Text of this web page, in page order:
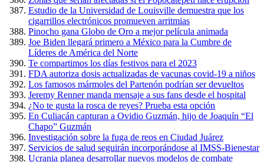
Estudio de la Universidad de Louisville demuestra que los
cigarrillos electrónicos promueven arritmias
Pinocho gana Globo de Oro a mejor película animada
Joe Biden llegará primero a México para la Cumbre de
Líderes de América del Norte
Te compartimos los días festivos para el 2023
FDA autoriza dosis actualizadas de vacunas covid-19 a niños
Los famosos mármoles del Partenón podrían ser devueltos
Jeremy Renner manda mensaje a sus fans desde el hospital
¿No te gusta la rosca de reyes? Prueba esta opción
En Culiacán capturan a Ovidio Guzmán, hijo de Joaquín “El
Chapo” Guzmán
Investigación sobre la fuga de reos en Ciudad Juárez
Servicios de salud seguirán incorporándose al IMSS-Bienestar
Ucrania planea desarrollar nuevos modelos de combate